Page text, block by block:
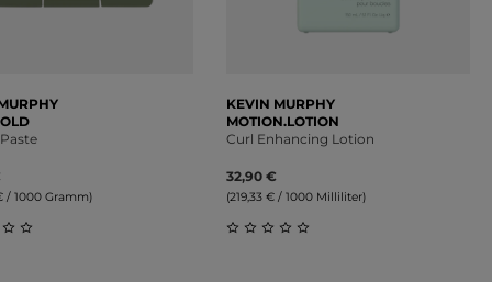
/ 1000 Gramm)
KEVIN MURPHY
MOTION.LOTION
Curl Enhancing Lotion
32,90 €
(219,33 € / 1000 Milliliter)